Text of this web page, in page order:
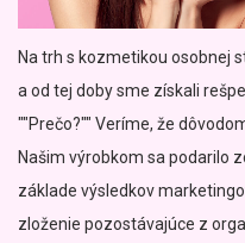
Na trh s kozmetikou osobnej
a od tej doby sme získali
""Prečo?"" Veríme, že
Našim výrobkom sa podarilo
základe výsledkov
zloženie pozostávajúce z